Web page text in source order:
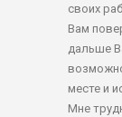
своих
Вам
дальше
месте и
Мне